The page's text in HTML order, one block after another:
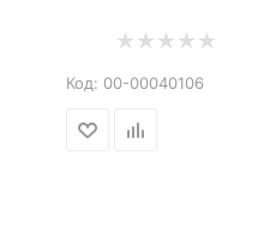
Код: 00-00040106